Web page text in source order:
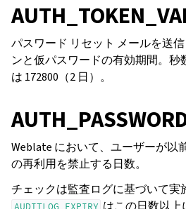
パスワード リセット メールを送
ンと仮パスワードの有効期間。秒
は 172800（2 日）。
Weblate において、ユーザーが以
の再利用を禁止する日数。
チェックは監査ログに基づいて実